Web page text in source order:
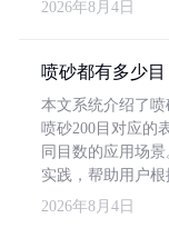
2026年8月4日
喷砂都有多少目
本文系统介绍了
喷砂200目对应的
同目数的应用场
实践，帮助用户根
2026年8月4日